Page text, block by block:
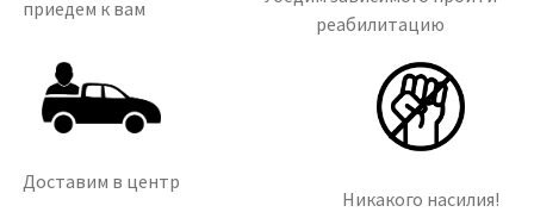
приедем к вам
реабилитацию
Доставим в центр
Никакого насилия!